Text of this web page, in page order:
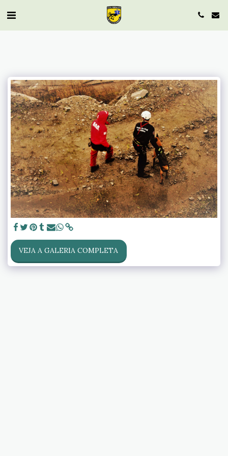
VEJA A GALERIA COMPLETA